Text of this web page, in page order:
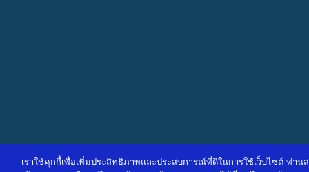
เราใช้คุกกี้เพื่อเพิ่มประสิทธิภาพและประสบการณ์ที่ดีในการใช้เว็บไซต์ ท่าน